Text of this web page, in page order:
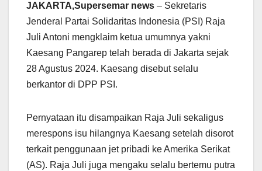
JAKARTA,Supersemar news – Sekretaris
Jenderal Partai Solidaritas Indonesia (PSI) Raja
Juli Antoni mengklaim ketua umumnya yakni
Kaesang Pangarep telah berada di Jakarta sejak
28 Agustus 2024. Kaesang disebut selalu
berkantor di DPP PSI.
Pernyataan itu disampaikan Raja Juli sekaligus
merespons isu hilangnya Kaesang setelah disorot
terkait penggunaan jet pribadi ke Amerika Serikat
(AS). Raja Juli juga mengaku selalu bertemu putra